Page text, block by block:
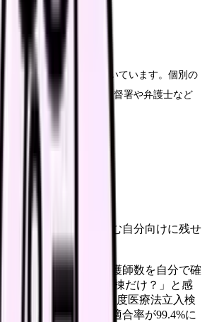
時点の公表資料に基づいています。個別の
要な場合は、労働基準監督署や弁護士など
い。
ましたか？
を、同僚やあとで読む自分向けに残せ
」？病院の法定の看護師数を自分で確
りないのはうちの病棟だけ？」と感
年6月公表の2023年度医療法立入検
准看護師の配置標準適合率が99.4%に